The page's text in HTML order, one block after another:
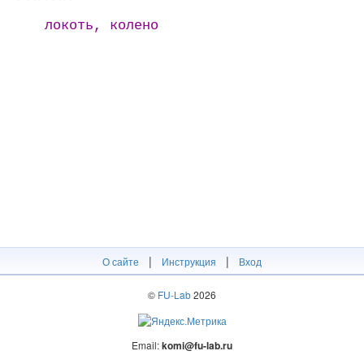
локоть, колено
О сайте | Инструкция | Вход
© FU-Lab2026
Email:komi@fu-lab.ru